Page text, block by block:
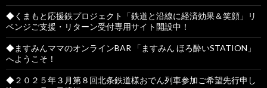
◆くまもと応援鉄プロジェクト「鉄道と沿線に経済効果＆笑顔」リ
ベンジご支援・リターン受付専用サイト開設中！
◆ますみんママのオンラインBAR 「ますみん ほろ酔いSTATION」
へようこそ！
◆２０２５年３月第８回北条鉄道様おでん列車参加ご希望先行申し